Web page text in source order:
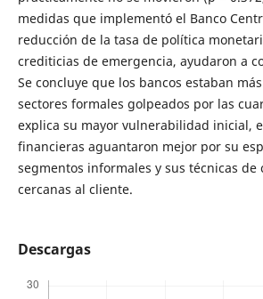
medidas que implementó el Banco
reducción de la tasa de política
crediticias de emergencia, ayudaron a
Se concluye que los bancos estaban
sectores formales golpeados por las
explica su mayor vulnerabilidad inicial,
financieras aguantaron mejor por su
segmentos informales y sus técnicas de
cercanas al cliente.
Descargas